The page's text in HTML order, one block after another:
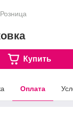
Розница
Купить
Оплата